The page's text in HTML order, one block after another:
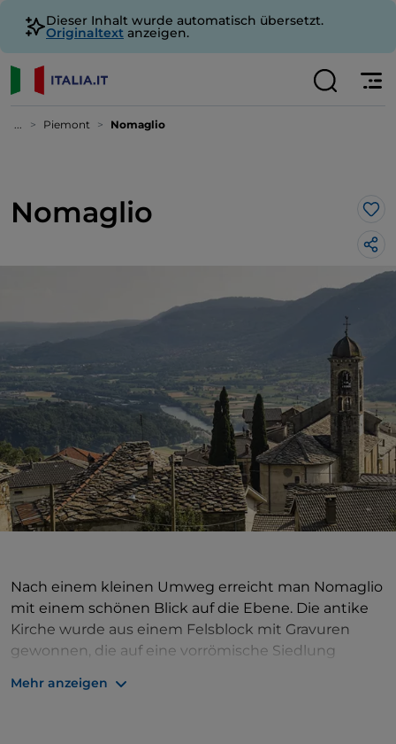
Dieser Inhalt wurde automatisch übersetzt.
Originaltext anzeigen.
... Piemont Nomaglio
Nomaglio
Nach einem kleinen Umweg erreicht man Nomaglio
mit einem schönen Blick auf die Ebene. Die antike
Kirche wurde aus einem Felsblock mit Gravuren
gewonnen, die auf eine vorrömische Siedlung
Wassermühle, die noch heute in Betrieb ist, befindet
Mehr anzeigen